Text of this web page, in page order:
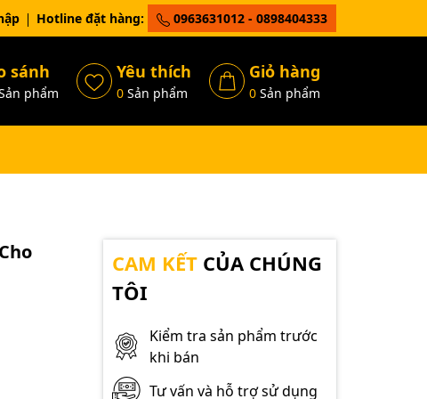
Hotline đặt hàng: 0963631012 - 0898404333
sánh
phẩm
Yêu thích
0Sản phẩm
Giỏ hàng
0Sản phẩm
CAM KẾTCỦA CHÚNG
TÔI
Kiểm tra sản phẩm trước
khi bán
Tư vấn và hỗ trợ sử dụng